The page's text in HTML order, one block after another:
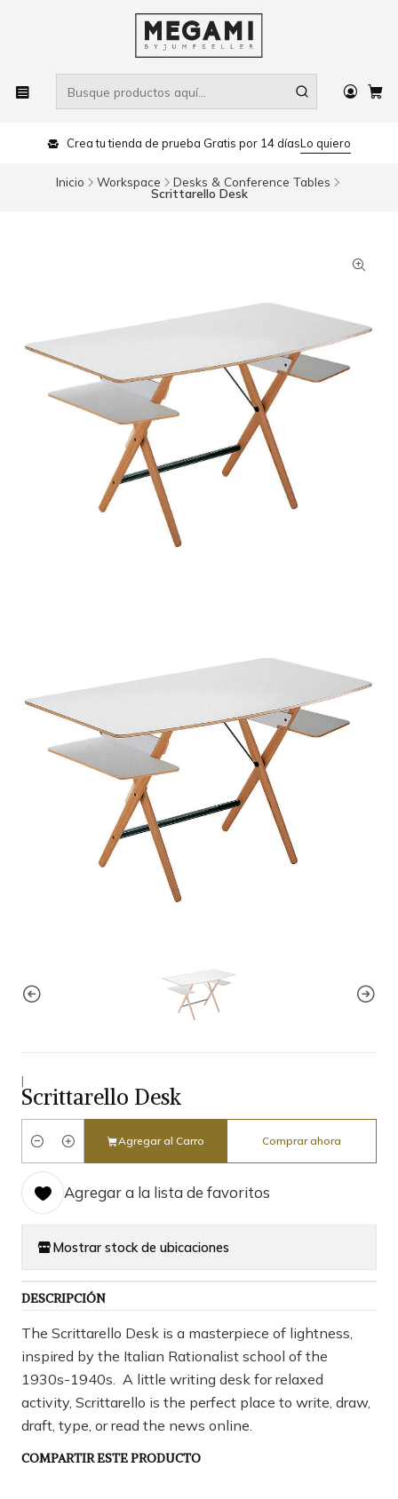
Crea tu tienda de prueba Gratis por 14 díasLo quiero
Inicio Workspace Desks & Conference Tables
Scrittarello Desk
|
Scrittarello Desk
Cantidad
Agregar al Carro Comprar ahora
Agregar a la lista de favoritos
Mostrar stock de ubicaciones
DESCRIPCIÓN
The Scrittarello Desk is a masterpiece of lightness,
inspired by the Italian Rationalist school of the
1930s-1940s. A little writing desk for relaxed
activity, Scrittarello is the perfect place to write, draw,
draft, type, or read the news online.
COMPARTIR ESTE PRODUCTO